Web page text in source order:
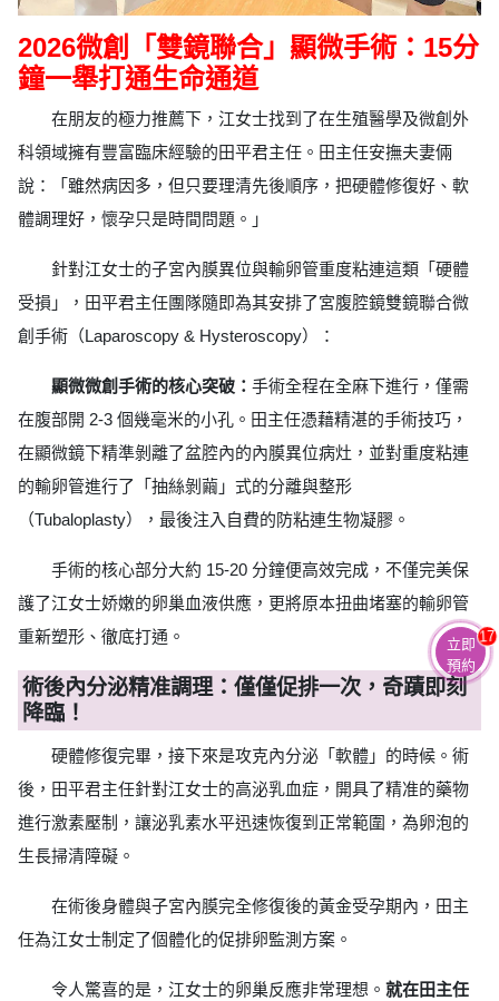
2026微創「雙鏡聯合」顯微手術：15分
鐘一舉打通生命通道
在朋友的極力推薦下，江女士找到了在生殖醫學及微創外
科領域擁有豐富臨床經驗的田平君主任。田主任安撫夫妻倆
說：「雖然病因多，但只要理清先後順序，把硬體修復好、軟
體調理好，懷孕只是時間問題。」
針對江女士的子宮內膜異位與輸卵管重度粘連這類「硬體
受損」，田平君主任團隊隨即為其安排了宮腹腔鏡雙鏡聯合微
創手術（Laparoscopy & Hysteroscopy）：
顯微微創手術的核心突破： 手術全程在全麻下進行，僅需
在腹部開 2-3 個幾毫米的小孔。田主任憑藉精湛的手術技巧，
在顯微鏡下精準剝離了盆腔內的內膜異位病灶，並對重度粘連
的輸卵管進行了「抽絲剝繭」式的分離與整形
（Tubaloplasty），最後注入自費的防粘連生物凝膠。
手術的核心部分大約 15-20 分鐘便高效完成，不僅完美保
護了江女士娇嫩的卵巢血液供應，更將原本扭曲堵塞的輸卵管
重新塑形、徹底打通。
術後內分泌精准調理：僅僅促排一次，奇蹟即刻
降臨！
硬體修復完畢，接下來是攻克內分泌「軟體」的時候。術
後，田平君主任針對江女士的高泌乳血症，開具了精准的藥物
進行激素壓制，讓泌乳素水平迅速恢復到正常範圍，為卵泡的
生長掃清障礙。
在術後身體與子宮內膜完全修復後的黃金受孕期內，田主
任為江女士制定了個體化的促排卵監測方案。
令人驚喜的是，江女士的卵巢反應非常理想。 就在田主任
立即
預約
17